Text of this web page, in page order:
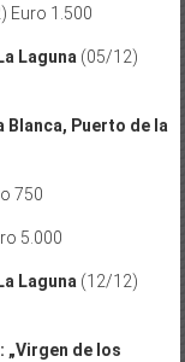
Euro 1.500
La Laguna(05/12)
Blanca, Puerto de la
750
5.000
Laguna(12/12)
„Virgen de los